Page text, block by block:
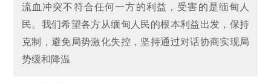
流血冲突不符合任何一方的利益，受害的是缅甸人
民。我们希望各方从缅甸人民的根本利益出发，保持
克制，避免局势激化失控，坚持通过对话协商实现局
势缓和降温